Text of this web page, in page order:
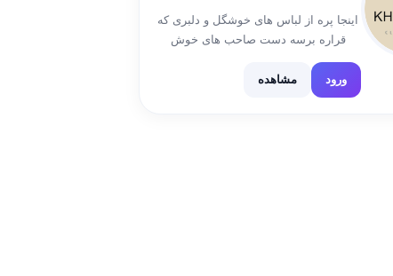
اینجا پره از لباس های خوشگل و دلبری که
قراره برسه دست صاحب های خوش
سلیقه شون 🥰😍😍 شیک با قیمت
مناسب 👌 سفارش و هر چی سوال
ورود مشاهده